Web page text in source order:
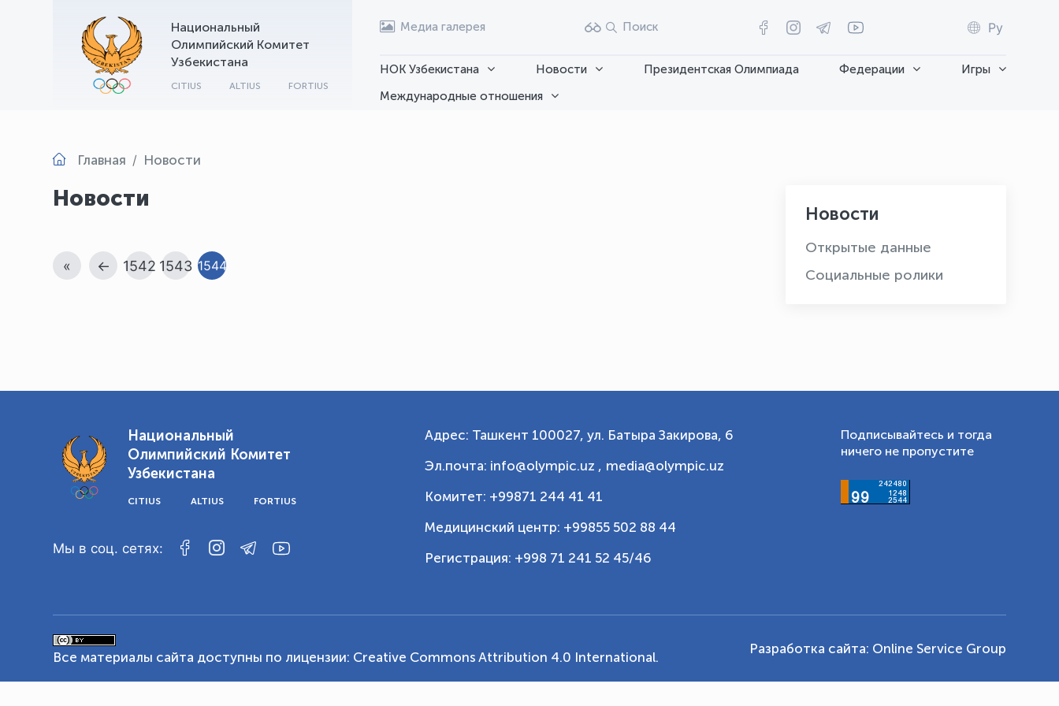
Национальный
Олимпийский Комитет
Узбекистана
CITIUS ALTIUS FORTIUS
Медиа галерея Поиск Ру
НОК Узбекистана Новости Президентская Олимпиада Федерации
Игры
Международные отношения
Главная Новости
Новости
« ← 1542 1543 1544
Новости
Открытые данные
Социальные ролики
Национальный
Олимпийский Комитет
Узбекистана
CITIUS ALTIUS FORTIUS
Мы в соц. сетях:
Адрес: Ташкент 100027, ул. Батыра Закирова, 6
Эл.почта: info@olympic.uz , media@olympic.uz
Комитет: +99871 244 41 41
Медицинский центр: +99855 502 88 44
Регистрация: +998 71 241 52 45/46
Подписывайтесь и тогда
ничего не пропустите
Все материалы сайта доступны по лицензии: Creative Commons Attribution 4.0 International.
Разработка сайта: Online Service Group
OLYMPCHIK AI - yordamchi